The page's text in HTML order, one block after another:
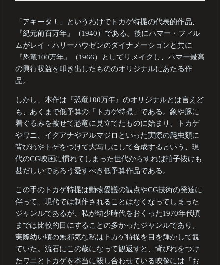
「アキータ！」というわけでトカゲ特撮の代表的作品、
『紀元前百万年』（1940）である。後にハマー・フィル
ムがレイ・ハリーハウゼンのダイナメーションと共に
『恐竜100万年』（1966）としてリメイクし、ハマー最高
の興行収益を叩き出したもののオリジナルにあたる作
品。
しかし、本作は『恐竜100万年』のオリジナルとは言えど
も、あくまで低予算の「トカゲ特撮」である。象や豚に
着ぐるみを被せて恐竜に見立てたものに始まり、トカゲ
やワニ、イグアナやアルマジロといった実際の爬虫類に
背びれやトゲをつけて大写しにして合成するという、現
代のCG映画に慣れてしまった世代からすれば拍子抜けも
甚だしいであろう愛すべき低予算作品である。
この手のトカゲ特撮は動物愛護の観点やCG技術の発達に
伴って、現代では制作されることはなくなってしまった
ジャンルであるが、私が幼少時代をおくった1970年代頃
までは比較的目にすることの多かったジャンルであり、
実際幼い頃の無邪気な私はトカゲ特撮を目を輝かして観
ていた。流石にこの歳になって観返すと、背びれをつけ
たワニとトカゲを本当に殺し合わせている映像には「お